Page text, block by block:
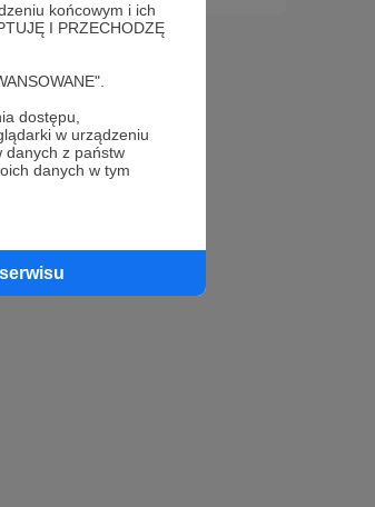
końcowym i ich
I PRZECHODZĘ
dostępu,
w urządzeniu
danych z państw
danych w tym